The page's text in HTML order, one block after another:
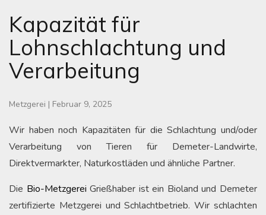
Kapazität für
Lohnschlachtung und
Verarbeitung
Metzgerei | Februar 9, 2025
Wir haben noch Kapazitäten für die Schlachtung und/oder
Verarbeitung von Tieren für Demeter-Landwirte,
Direktvermarkter, Naturkostläden und ähnliche Partner.
Die Bio-Metzgerei Grießhaber ist ein Bioland und Demeter
zertifizierte Metzgerei und Schlachtbetrieb. Wir schlachten